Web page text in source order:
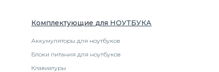
Комплектующие для НОУТБУКА
Аккумуляторы для ноутбуков
Блоки питания для ноутбуков
Клавиатуры